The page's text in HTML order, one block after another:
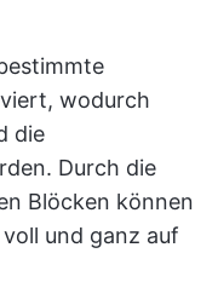
wodurch
die
Durch die
Blöcken können
und ganz auf